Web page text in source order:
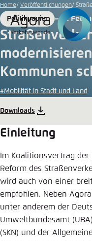
Zum
Hauptinhalt
gehen
Home Veröffentlichungen
Format
Politikpapier
Date
15.
Kommunen
#Mobilität in Stadt und Land
Downloads
Einleitung
Im Koalitionsvertrag
Reform des
wird auch von einer
empfohlen. Neben
unter anderem der
Umweltbundesamt
(SKN) und der
Login
Melden Sie sich an
Benutzername*
Passwort*
Abbrechen
Sprache
Englisch
Agora Think
Erscheinungsbild
Diese Webseite passt
auf Ihren
verwenden möchten.
Close
Dunkel
Automatisch
Einstellung